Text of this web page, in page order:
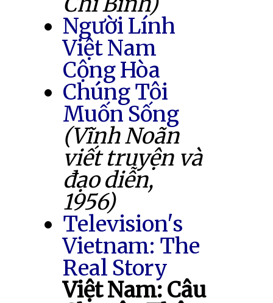
Người Lính
Việt Nam
Cộng Hòa
Chúng Tôi
Muốn Sống
(Vĩnh Noãn
viết truyện và
đạo diễn,
1956)
Television's
Vietnam: The
Real Story
Việt Nam: Câu